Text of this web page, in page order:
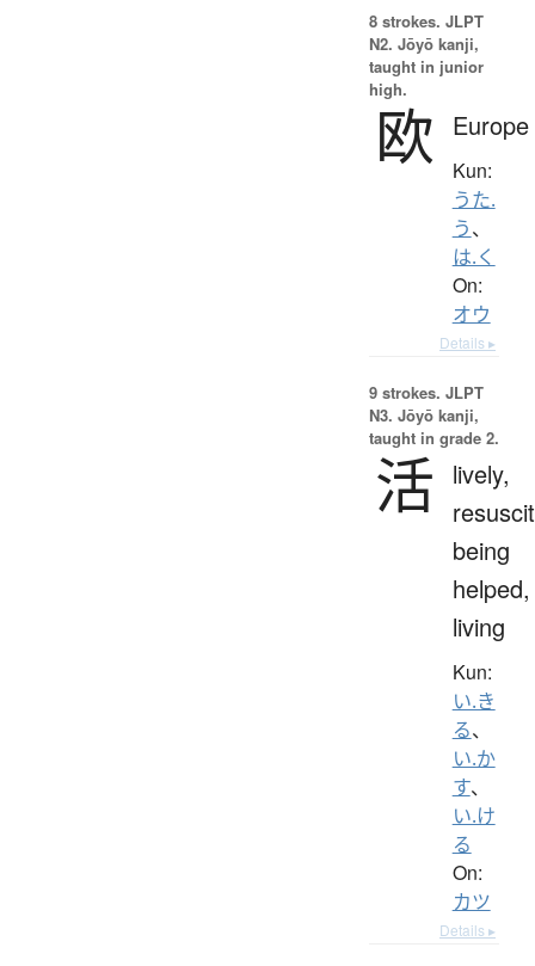
8 strokes. JLPT
N2. Jōyō kanji,
taught in junior
high.
欧 Europe
Kun:
うた.
う、
は.く
On:
オウ
Details ▸
9 strokes. JLPT
N3. Jōyō kanji,
taught in grade 2.
活
lively,
being
helped,
living
Kun:
い.き
る、
い.か
す、
い.け
る
On:
カツ
Details ▸